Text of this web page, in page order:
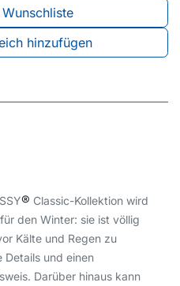
hinzufügen
® Classic-Kollektion wird
den Winter: sie ist völlig
Kälte und Regen zu
Details und einen
Darüber hinaus kann